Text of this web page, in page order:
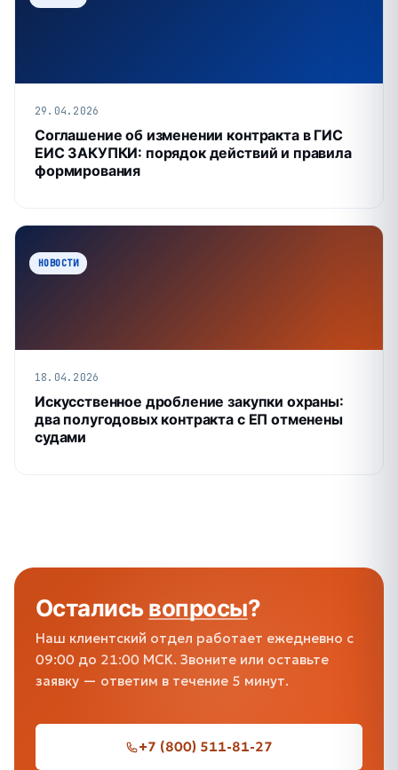
29.04.2026
Соглашение об изменении контракта в ГИС
ЕИС ЗАКУПКИ: порядок действий и правила
формирования
НОВОСТИ
18.04.2026
Искусственное дробление закупки охраны:
два полугодовых контракта с ЕП отменены
судами
Осталисьвопросы?
Наш клиентский отдел работает ежедневно с
09:00 до 21:00 МСК. Звоните или оставьте
заявку — ответим в течение 5 минут.
+7 (800) 511-81-27